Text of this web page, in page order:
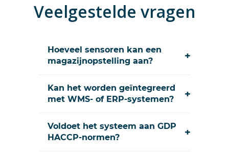
Veelgestelde vragen
Hoeveel sensoren kan een
magazijnopstelling aan?
+
Kan het worden geïntegreerd
met WMS- of ERP-systemen?
+
Voldoet het systeem aan GDP
HACCP-normen?
+